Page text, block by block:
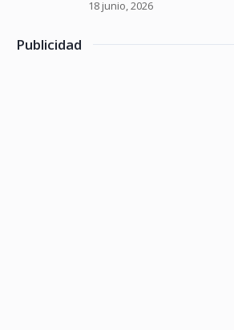
18 junio, 2026
Publicidad